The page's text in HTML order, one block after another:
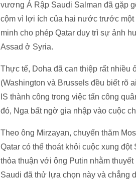
vương Ả Rập Saudi Salman đã gặp
cộm vì lợi ích của hai nước trước một
minh cho phép Qatar duy trì sự ảnh
Assad ở Syria.
Thực tế, Doha đã can thiệp rất
(Washington và Brussels đều biết rõ
IS thành công trong việc tấn công
đó, Nga bất ngờ gia nhập vào cuộc
Theo ông Mirzayan, chuyến thăm
Qatar có thể thoát khỏi cuộc xung
thỏa thuận với ông Putin nhằm
Saudi đã thử lựa chọn này và chẳng